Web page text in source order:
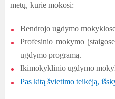
metų, kurie mokosi:
Bendrojo ugdymo
Profesinio mokymo
ugdymo programą.
Ikimokyklinio ugdymo
Pas kitą švietimo teikėją,